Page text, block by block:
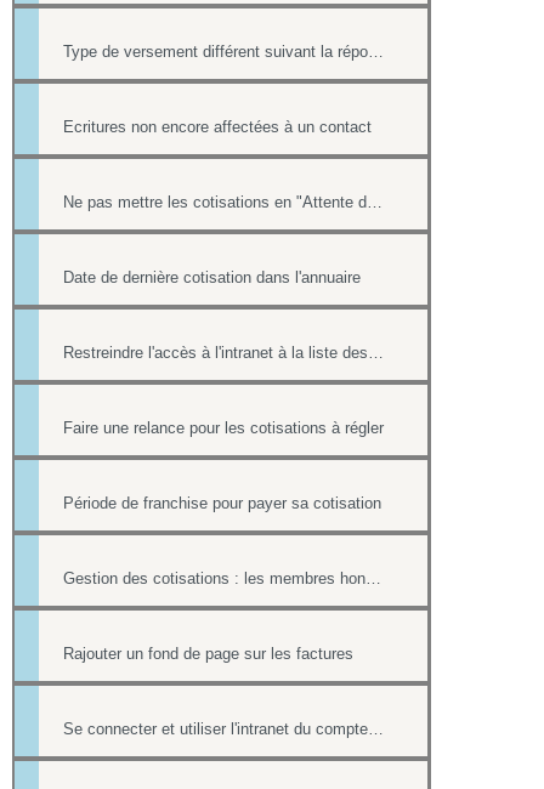
Type de versement différent suivant la réponse à une question d'un formulaire
Ecritures non encore affectées à un contact
Ne pas mettre les cotisations en "Attente de paiement" ou "indéterminé" dans la liste "Cotisants à jour de cotisation""
Date de dernière cotisation dans l'annuaire
Restreindre l'accès à l'intranet à la liste des cotisants
Faire une relance pour les cotisations à régler
Période de franchise pour payer sa cotisation
Gestion des cotisations : les membres honoraires et ayants droit
Rajouter un fond de page sur les factures
Se connecter et utiliser l'intranet du compte hipay direct